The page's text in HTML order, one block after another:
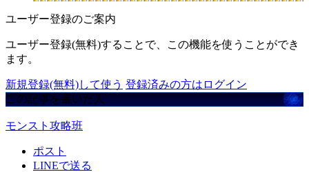
ユーザー登録のご案内
ユーザー登録(無料)することで、この機能を使うことができ
ます。
新規登録(無料)して使う 登録済みの方はログイン
この記事を書いた人
モンスト攻略班
ポスト
LINEで送る